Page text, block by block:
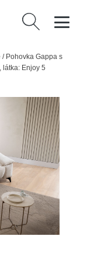
Vyhledávání
/ Pohovka Gappa s
látka: Enjoy 5